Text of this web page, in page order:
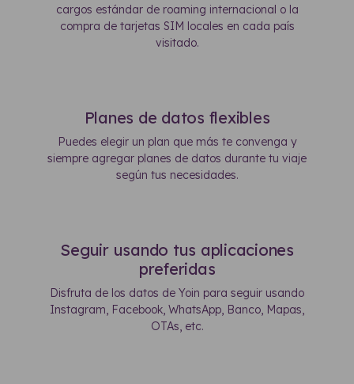
cargos estándar de roaming internacional o la
compra de tarjetas SIM locales en cada país
visitado.
Planes de datos flexibles
Puedes elegir un plan que más te convenga y
siempre agregar planes de datos durante tu viaje
según tus necesidades.
Seguir usando tus aplicaciones
preferidas
Disfruta de los datos de Yoin para seguir usando
Instagram, Facebook, WhatsApp, Banco, Mapas,
OTAs, etc.